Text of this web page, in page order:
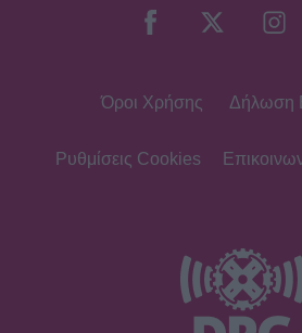
έφερνα τον θυμό μου και στο
λάθος και η προπόνηση που κάνει
Χριστίνα Τσάφου: «Γερνάω, αλλά
από την άλλη είμαι και καλά μέσα
Όροι Χρήσης Δήλωση
Ρυθμίσεις Cookies